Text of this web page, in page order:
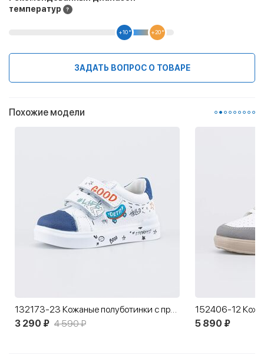
температур
+10 ° +20 °
ЗАДАТЬ ВОПРОС О ТОВАРЕ
Похожие модели
132173-23 Кожаные полуботинки с принтом
3 290 ₽ 4 590 ₽ 5 890 ₽